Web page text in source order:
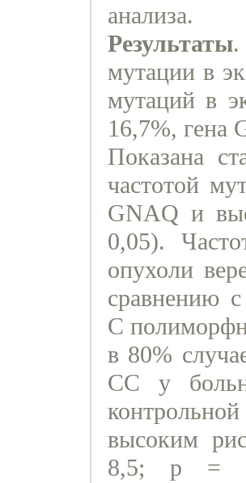
анализа.
Результаты.
мутации в
мутаций в
16,7%, гена
Показана
частотой
GNAQ и
0,05).
опухоли
сравнению
С
в 80%
СС у
высоким
8,5; p = 7